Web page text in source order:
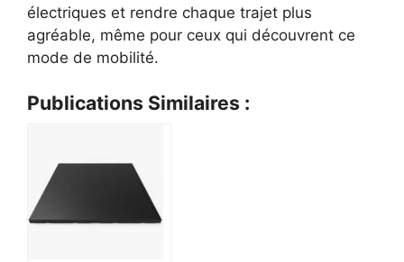
électriques et rendre chaque trajet plus
agréable, même pour ceux qui découvrent ce
mode de mobilité.
Publications Similaires :